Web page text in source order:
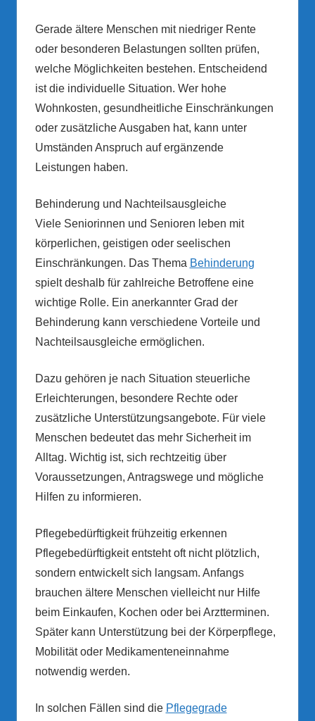
Gerade ältere Menschen mit niedriger Rente
oder besonderen Belastungen sollten prüfen,
welche Möglichkeiten bestehen. Entscheidend
ist die individuelle Situation. Wer hohe
Wohnkosten, gesundheitliche Einschränkungen
oder zusätzliche Ausgaben hat, kann unter
Umständen Anspruch auf ergänzende
Leistungen haben.
Behinderung und Nachteilsausgleiche
Viele Seniorinnen und Senioren leben mit
körperlichen, geistigen oder seelischen
Einschränkungen. Das Thema Behinderung
spielt deshalb für zahlreiche Betroffene eine
wichtige Rolle. Ein anerkannter Grad der
Behinderung kann verschiedene Vorteile und
Nachteilsausgleiche ermöglichen.
Dazu gehören je nach Situation steuerliche
Erleichterungen, besondere Rechte oder
zusätzliche Unterstützungsangebote. Für viele
Menschen bedeutet das mehr Sicherheit im
Alltag. Wichtig ist, sich rechtzeitig über
Voraussetzungen, Antragswege und mögliche
Hilfen zu informieren.
Pflegebedürftigkeit frühzeitig erkennen
Pflegebedürftigkeit entsteht oft nicht plötzlich,
sondern entwickelt sich langsam. Anfangs
brauchen ältere Menschen vielleicht nur Hilfe
beim Einkaufen, Kochen oder bei Arztterminen.
Später kann Unterstützung bei der Körperpflege,
Mobilität oder Medikamenteneinnahme
notwendig werden.
In solchen Fällen sind die Pflegegrade